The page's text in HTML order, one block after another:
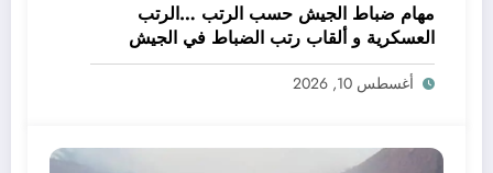
مهام ضباط الجيش حسب الرتب …الرتب
العسكرية و ألقاب رتب الضباط في الجيش
أغسطس 10, 2026